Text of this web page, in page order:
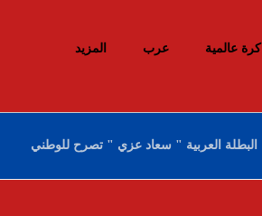
كرة عالمية عرب المزيد
البطلة العربية " سعاد عزي " تصرح للوطني